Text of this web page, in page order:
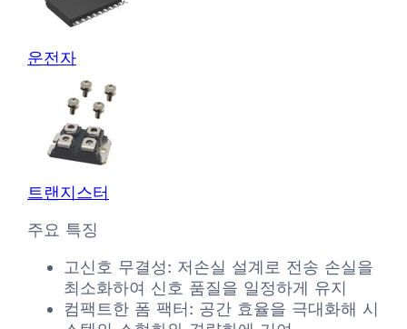
운전자
트랜지스터
주요 특징
고신호 무결성: 저손실 설계로 전송 손실을
최소화하여 신호 품질을 일정하게 유지
컴팩트한 폼 팩터: 공간 효율을 극대화해 시